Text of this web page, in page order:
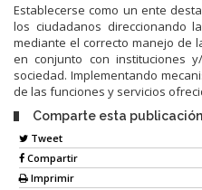
Establecerse como un ente
los ciudadanos direccionando
mediante el correcto manejo de
en conjunto con instituciones
sociedad. Implementando
de las funciones y servicios
Comparte esta
Tweet
Compartir
Imprimir